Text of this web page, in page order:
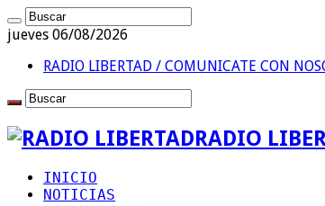
jueves 06/08/2026
RADIO LIBERTAD / COMUNICATE CON
RADIO
INICIO
NOTICIAS